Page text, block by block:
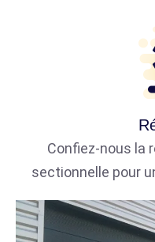
Confiez-nous la
sectionnelle pour